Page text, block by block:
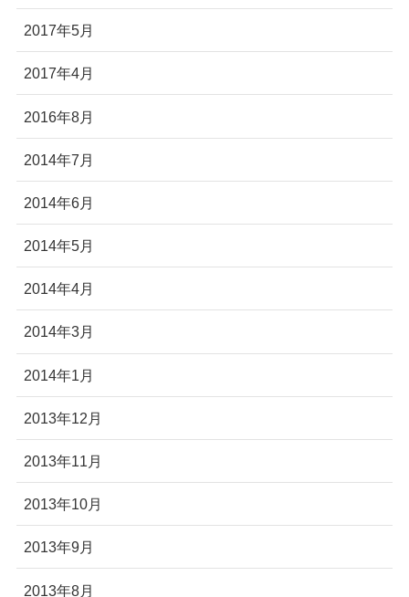
2017年5月
2017年4月
2016年8月
2014年7月
2014年6月
2014年5月
2014年4月
2014年3月
2014年1月
2013年12月
2013年11月
2013年10月
2013年9月
2013年8月